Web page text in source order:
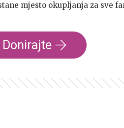
mjesto okupljanja za sve
Donirajte